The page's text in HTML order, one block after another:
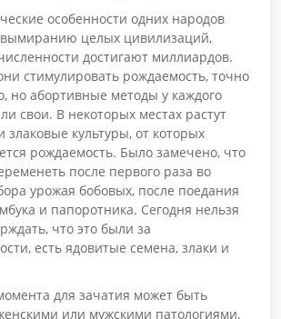
особенности одних народов
целых цивилизаций,
достигают миллиардов.
стимулировать рождаемость, точно
но абортивные методы у каждого
свои. В некоторых местах растут
злаковые культуры, от которых
рождаемость. Было замечено, что
после первого раза во
урожая бобовых, после поедания
и папоротника. Сегодня нельзя
что это были за
есть ядовитые семена, злаки и
для зачатия может быть
или мужскими патологиями.